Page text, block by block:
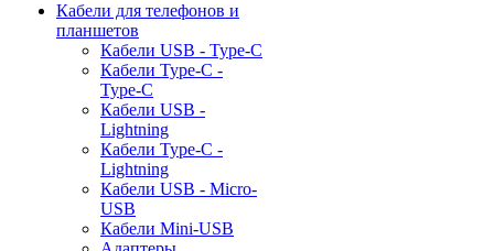
Кабели для телефонов и
планшетов
Кабели USB - Type-C
Кабели Type-C -
Type-C
Кабели USB -
Lightning
Кабели Type-C -
Lightning
Кабели USB - Micro-
USB
Кабели Mini-USB